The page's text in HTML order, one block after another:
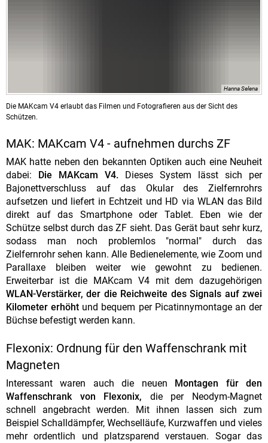
Hanna Selena
Die MAKcam V4 erlaubt das Filmen und Fotografieren aus der Sicht des
Schützen.
MAK: MAKcam V4 - aufnehmen durchs ZF
MAK hatte neben den bekannten Optiken auch eine Neuheit
dabei:
Die MAKcam V4.
Dieses System lässt sich per
Bajonettverschluss auf das Okular des Zielfernrohrs
aufsetzen und liefert in Echtzeit und HD via WLAN das Bild
direkt auf das Smartphone oder Tablet. Eben wie der
Schütze selbst durch das ZF sieht. Das Gerät baut sehr kurz,
sodass man noch problemlos "normal" durch das
Zielfernrohr sehen kann. Alle Bedienelemente, wie Zoom und
Parallaxe bleiben weiter wie gewohnt zu bedienen.
Erweiterbar ist die MAKcam V4 mit dem dazugehörigen
WLAN-Verstärker, der die Reichweite des Signals auf zwei
Kilometer erhöht und bequem per Picatinnymontage an der
Büchse befestigt werden kann.
Flexonix: Ordnung für den Waffenschrank mit
Magneten
Interessant waren auch die neuen
Montagen für den
Waffenschrank von Flexonix, die per Neodym-Magnet
schnell angebracht werden. Mit ihnen lassen sich zum
Beispiel Schalldämpfer, Wechselläufe, Kurzwaffen und vieles
mehr ordentlich und platzsparend verstauen. Sogar das